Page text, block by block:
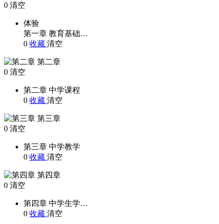
0 清空
体验
第一章 教育基础…
0 收藏 清空
第二章
0 清空
第二章 中学课程
0 收藏 清空
第三章
0 清空
第三章 中学教学
0 收藏 清空
第四章
0 清空
第四章 中学生学…
0 收藏 清空